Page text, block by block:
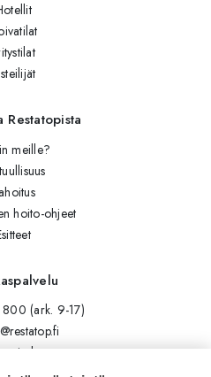
Restatopista
meille?
hoito-ohjeet
(ark. 9-17)
viesti